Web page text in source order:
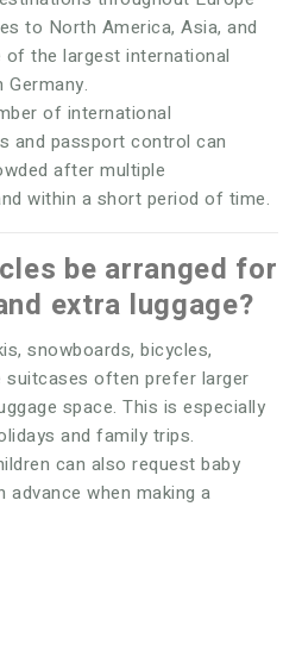
to North America, Asia, and
the largest international
of international
and passport control can
after multiple
within a short period of time.
be arranged for
extra luggage?
snowboards, bicycles,
suitcases often prefer larger
space. This is especially
and family trips.
can also request baby
when making a